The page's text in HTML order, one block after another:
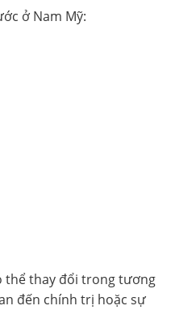
ở Nam Mỹ:
thể thay đổi trong tương
đến chính trị hoặc sự